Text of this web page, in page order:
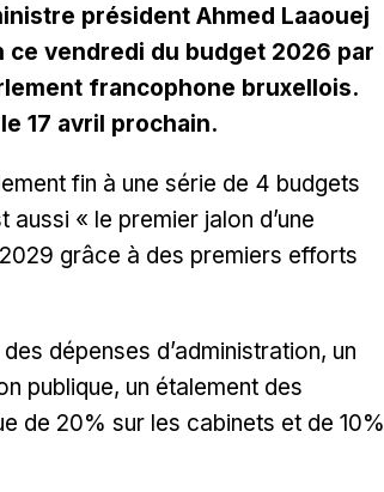
président Ahmed Laaouej
ce vendredi du budget 2026 par
francophone bruxellois.
17 avril prochain.
fin à une série de 4 budgets
aussi « le premier jalon d’une
grâce à des premiers efforts
dépenses d’administration, un
publique, un étalement des
de 20% sur les cabinets et de 10%